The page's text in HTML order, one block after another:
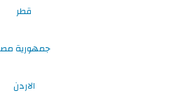
قطر
جمهورية
الاردن